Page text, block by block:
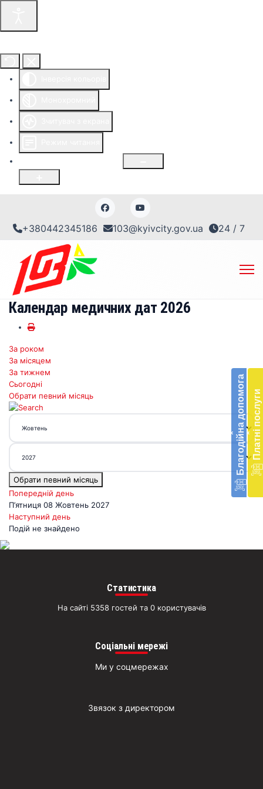
+380442345186 103@kyivcity.gov.ua 24 / 7
‹ Благодійна допомогав
‹ Платні послуги
Календар медичних дат 2026
За роком
За місяцем
За тижнем
Сьогодні
Обрати певний місяць
Обрати певний місяць
Попередній день
П’ятниця 08 Жовтень 2027
Наступний день
Подій не знайдено
Статистика
На сайті 5358 гостей та 0 користувачів
Соціальні мережі
Ми у соцмережах
Звязок з директором